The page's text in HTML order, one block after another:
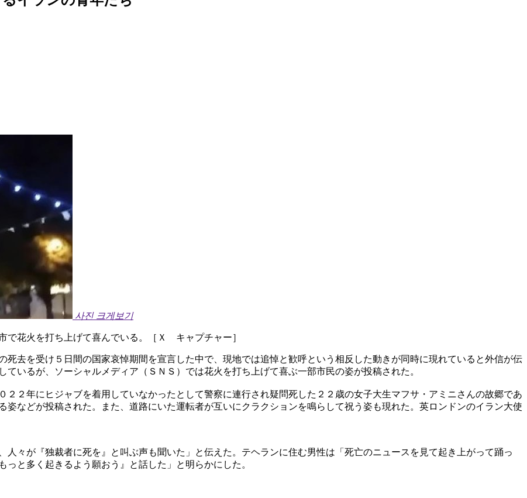
사진 크게보기
で花火を打ち上げて喜んでいる。［Ｘ キャプチャー］
死去を受け５日間の国家哀悼期間を宣言した中で、現地では追悼と歓呼という相反した動きが同時に現れていると外信が伝
いるが、ソーシャルメディア（ＳＮＳ）では花火を打ち上げて喜ぶ一部市民の姿が投稿された。
２年にヒジャブを着用していなかったとして警察に連行され疑問死した２２歳の女子大生マフサ・アミニさんの故郷であ
姿などが投稿された。また、道路にいた運転者が互いにクラクションを鳴らして祝う姿も現れた。英ロンドンのイラン大使
々が『独裁者に死を』と叫ぶ声も聞いた」と伝えた。テヘランに住む男性は「死亡のニュースを見て起き上がって踊っ
と多く起きるよう願おう』と話した」と明らかにした。